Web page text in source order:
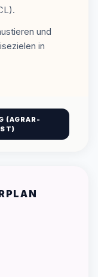
und
in
(AGRAR-